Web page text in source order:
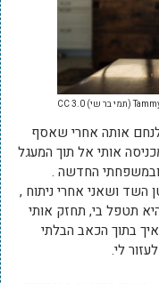
לנחם אותה אחרי שאסף
אותי אל תוך המעגל
ובמשפחתי החדשה .
ושאני אחרי ניתוח ,
תטפל בי, תחזק אותי
בתוך הכאב הבלתי
לי.